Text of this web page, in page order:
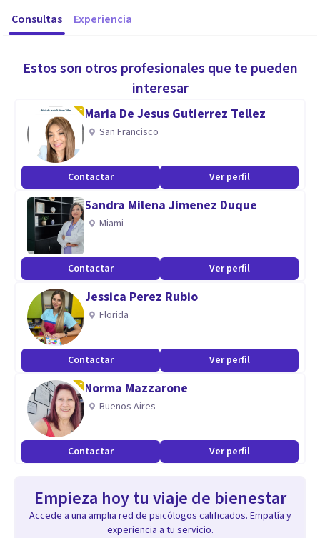
Consultas Experiencia
Estos son otros profesionales que te pueden
interesar
Maria De Jesus Gutierrez Tellez
San Francisco
Contactar Ver perfil
Sandra Milena Jimenez Duque
Miami
Contactar Ver perfil
Jessica Perez Rubio
Florida
Contactar Ver perfil
Norma Mazzarone
Buenos Aires
Contactar Ver perfil
Empieza hoy tu viaje de bienestar
Accede a una amplia red de psicólogos calificados. Empatía y
experiencia a tu servicio.